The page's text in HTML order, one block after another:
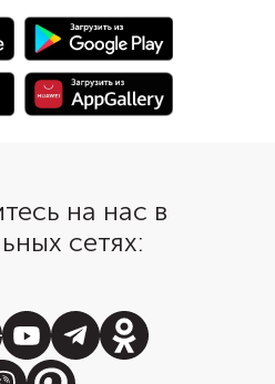
на нас в
сетях: